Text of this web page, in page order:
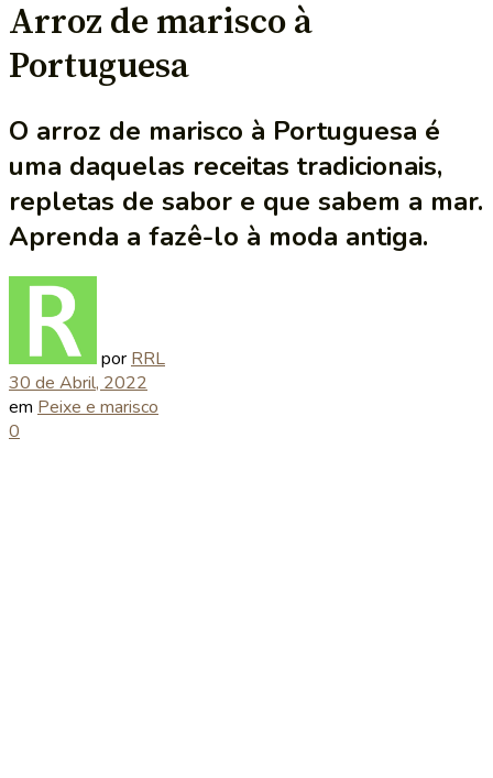
Arroz de marisco à
Portuguesa
O arroz de marisco à Portuguesa é
uma daquelas receitas tradicionais,
repletas de sabor e que sabem a mar.
Aprenda a fazê-lo à moda antiga.
por RRL
30 de Abril, 2022
em Peixe e marisco
0